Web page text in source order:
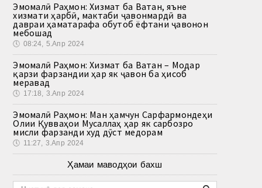
Эмомалӣ Раҳмон: Хизмат ба Ватан, яъне
хизмати ҳарбӣ, мактаби ҷавонмардӣ ва
давраи ҳаматарафа обутоб ёфтани ҷавонон
мебошад
🕔 08:24, 5.Апр 2024
Эмомалӣ Раҳмон: Хизмат ба Ватан – Модар
қарзи фарзандии ҳар як ҷавон ба ҳисоб
меравад
🕔 17:18, 3.Апр 2024
Эмомалӣ Раҳмон: Ман ҳамчун Сарфармондеҳи
Олии Қувваҳои Мусаллаҳ ҳар як сарбозро
мисли фарзанди худ дӯст медорам
🕔 11:27, 3.Апр 2024
Ҳамаи маводҳои бахш